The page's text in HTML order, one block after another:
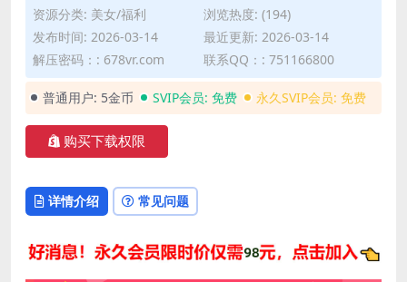
资源分类: 美女/福利
浏览热度: (194)
发布时间: 2026-03-14
最近更新: 2026-03-14
解压密码：: 678vr.com
联系QQ：: 751166800
普通用户: 5金币 SVIP会员: 免费 永久SVIP会员: 免费
购买下载权限
详情介绍 常见问题